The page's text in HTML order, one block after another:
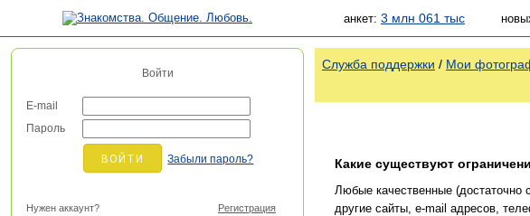
анкет: 3 млн 061 тыс
Войти
E-mail
Пароль
Забыли пароль?
Нужен аккаунт? Регистрация
Служба поддержки / Мои
Какие существуют
Любые качественные (достаточно
другие сайты, e-mail адресов,